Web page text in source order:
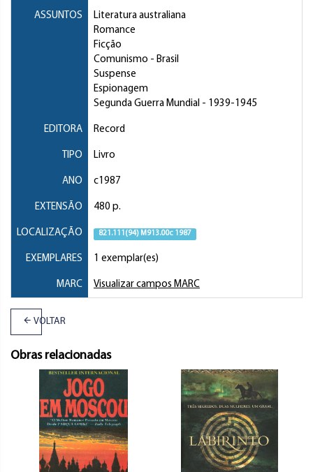
ASSUNTOS
Literatura australiana
Romance
Ficção
Comunismo - Brasil
Suspense
Espionagem
Segunda Guerra Mundial - 1939-1945
EDITORA Record
TIPO Livro
ANO c1987
EXTENSÃO 480 p.
LOCALIZAÇÃO 821.111(94) M913.00c 1987
EXEMPLARES 1 exemplar(es)
MARC Visualizar campos MARC
VOLTAR
Obras relacionadas